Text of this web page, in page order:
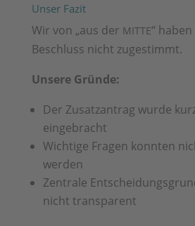
Unser Fazit
Wir von „aus der MITTE“
Beschluss nicht zugestimmt.
Unsere Gründe:
Der Zusatzantrag wurde
eingebracht
Wichtige Fragen konnten
werden
Zentrale
nicht transparent